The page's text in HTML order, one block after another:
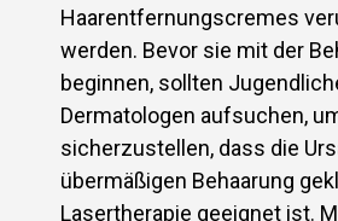
Haarentfernungscremes
werden. Bevor sie mit der
beginnen, sollten
Dermatologen aufsuchen,
sicherzustellen, dass die
übermäßigen Behaarung
Lasertherapie geeignet ist.